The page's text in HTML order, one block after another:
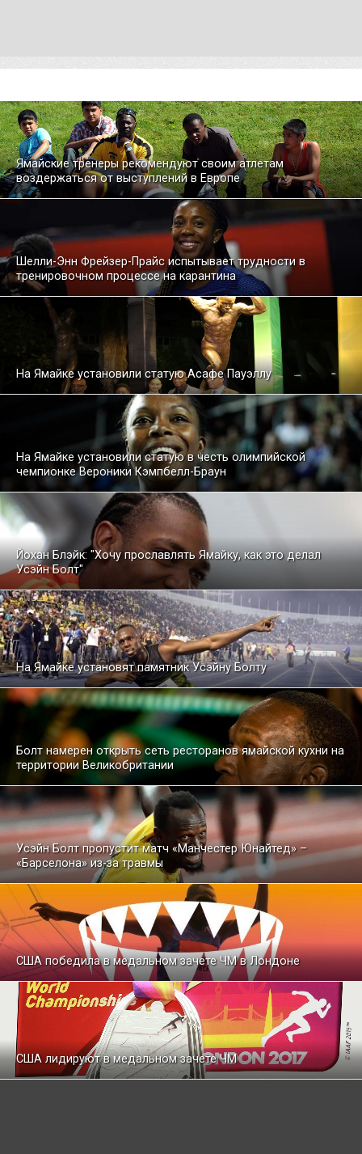
Ямайские тренеры рекомендуют своим атлетам
воздержаться от выступлений в Европе
Шелли-Энн Фрейзер-Прайс испытывает трудности в
тренировочном процессе на карантина
На Ямайке установили статую Асафе Пауэллу
На Ямайке установили статую в честь олимпийской
чемпионке Вероники Кэмпбелл-Браун
Йохан Блэйк: "Хочу прославлять Ямайку, как это делал
Усэйн Болт"
На Ямайке установят памятник Усэйну Болту
Болт намерен открыть сеть ресторанов ямайской кухни на
территории Великобритании
Усэйн Болт пропустит матч «Манчестер Юнайтед» –
«Барселона» из-за травмы
США победила в медальном зачете ЧМ в Лондоне
США лидируют в медальном зачете ЧМ